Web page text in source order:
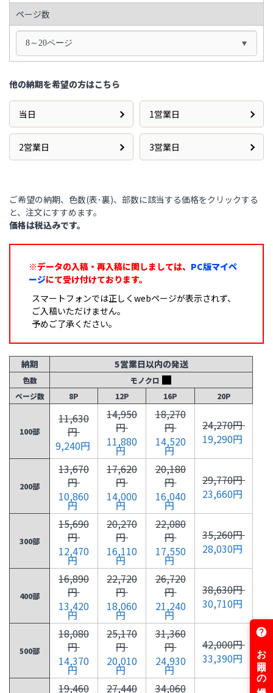
ページ数
8～20ページ
他の納期を希望の方はこちら
当日 1営業日
2営業日 3営業日
ご希望の納期、色数(表･裏)、部数に該当する価格をクリックする
と、注文にすすめます。
価格は税込みです。
※データの入稿・再入稿に関しましては、 PC版マイペ
ージにて受け付けております。
スマートフォンでは正しくwebページが表示されず、
ご入稿いただけません。
予めご了承ください。
納期 5営業日以内の発送
色数
モノクロ
ページ数
8P 12P 16P 20P
100部
11,630
円
9,240円
14,950
円
11,880
円
18,270
円
14,520
円
24,270円
19,290円
200部
13,670
円
10,860
円
17,620
円
14,000
円
20,180
円
16,040
円
29,770円
23,660円
300部
15,690
円
12,470
円
20,270
円
16,110
円
22,080
円
17,550
円
35,260円
28,030円
400部
16,890
円
13,420
円
22,720
円
18,060
円
26,720
円
21,240
円
38,630円
30,710円
500部
18,080
円
14,370
円
25,170
円
20,010
円
31,360
円
24,930
円
42,000円
33,390円
19,460
27,440
34,060